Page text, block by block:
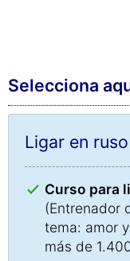
Selecciona
Ligar en ruso
Curso para
(Entrenador
tema: amor
más de